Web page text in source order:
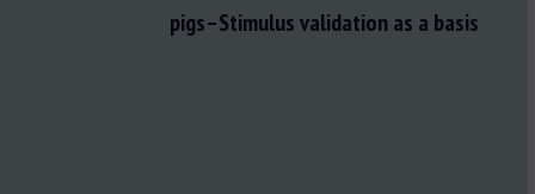
pigs–Stimulus validation as a basis